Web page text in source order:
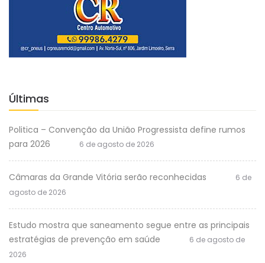
Últimas
Politica – Convenção da União Progressista define rumos
para 2026
6 de agosto de 2026
Câmaras da Grande Vitória serão reconhecidas
6 de
agosto de 2026
Estudo mostra que saneamento segue entre as principais
estratégias de prevenção em saúde
6 de agosto de
2026